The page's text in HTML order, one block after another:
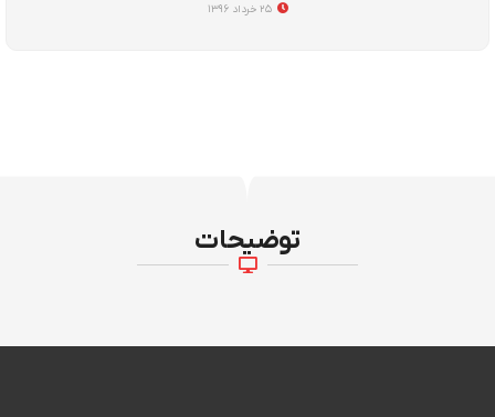
۲۵ خرداد ۱۳۹۶
توضیحات